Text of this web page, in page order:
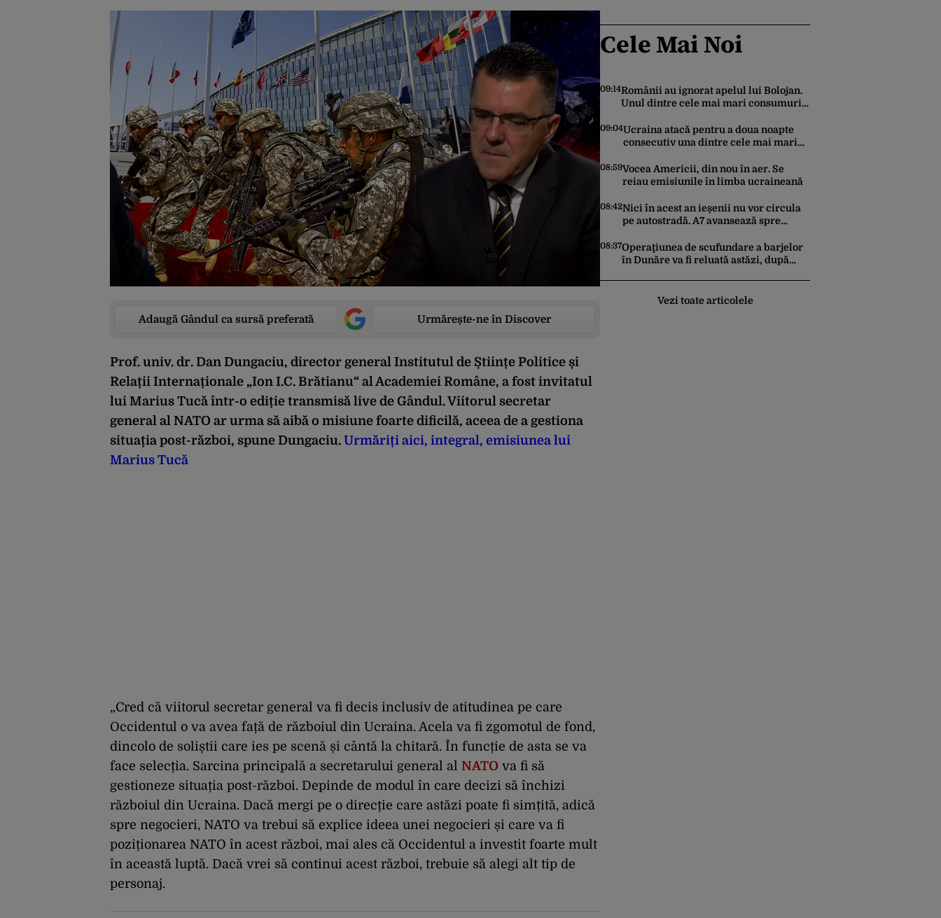
Adaugă Gândul ca sursă preferată Urmărește-ne în Discover
Prof. univ. dr. Dan Dungaciu, director general Institutul de Științe Politice și
Relații Internaționale „Ion I.C. Brătianu“ al Academiei Române, a fost invitatul
lui Marius Tucă într-o ediție transmisă live de Gândul. Viitorul secretar
general al NATO ar urma să aibă o misiune foarte dificilă, aceea de a gestiona
situația post-război, spune Dungaciu. Urmăriți aici, integral, emisiunea lui
Marius Tucă
„Cred că viitorul secretar general va fi decis inclusiv de atitudinea pe care
Occidentul o va avea față de războiul din Ucraina. Acela va fi zgomotul de fond,
dincolo de soliștii care ies pe scenă și cântă la chitară. În funcție de asta se va
face selecția. Sarcina principală a secretarului general al NATO va fi să
gestioneze situația post-război. Depinde de modul în care decizi să închizi
războiul din Ucraina. Dacă mergi pe o direcție care astăzi poate fi simțită, adică
spre negocieri, NATO va trebui să explice ideea unei negocieri și care va fi
poziționarea NATO în acest război, mai ales că Occidentul a investit foarte mult
în această luptă. Dacă vrei să continui acest război, trebuie să alegi alt tip de
personaj.
Cele Mai Noi
09:14Românii au ignorat apelul lui Bolojan.
Unul dintre cele mai mari consumuri
miercuri seara
09:04Ucraina atacă pentru a doua noapte
consecutiv una dintre cele mai mari
la instalația din Iaroslavl
08:59Vocea Americii, din nou în aer. Se
reiau emisiunile în limba ucraineană
08:42Nici în acest an ieșenii nu vor circula
pe autostradă. A7 avansează spre
întârzie
08:37Operaţiunea de scufundare a barjelor
în Dunăre va fi reluată astăzi, după
Vezi toate articolele